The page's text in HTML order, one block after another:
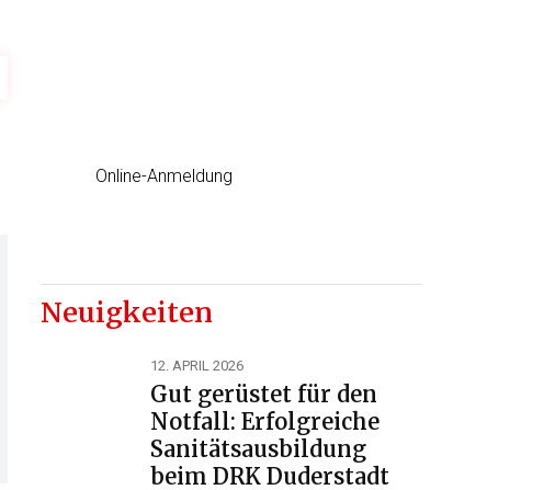
Online-Anmeldung
Neuigkeiten
12. APRIL 2026
Gut gerüstet für den
Notfall: Erfolgreiche
Sanitätsausbildung
beim DRK Duderstadt